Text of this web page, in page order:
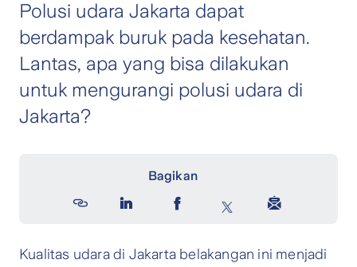
Polusi udara Jakarta dapat
berdampak buruk pada kesehatan.
Lantas, apa yang bisa dilakukan
untuk mengurangi polusi udara di
Jakarta?
Kualitas udara di Jakarta belakangan ini menjadi